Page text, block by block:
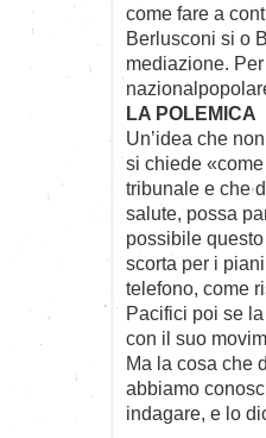
come fare a
Berlusconi si o
mediazione.
LA POLEMICA
Un’idea che
si chiede
tribunale e che
salute, possa
possibile
scorta per i
telefono, come
Pacifici poi se
con il suo
Ma la cosa che
abbiamo
indagare, e lo